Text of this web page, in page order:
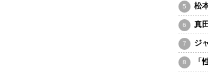
松
真
ジ
「